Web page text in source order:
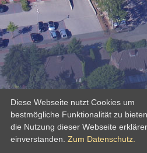
Diese Webseite nutzt Cookies um
bestmögliche Funktionalität zu
die Nutzung dieser Webseite
einverstanden. Zum Datenschutz.